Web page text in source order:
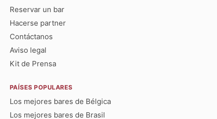
Reservar un bar
Hacerse partner
Contáctanos
Aviso legal
Kit de Prensa
PAÍSES POPULARES
Los mejores bares de Bélgica
Los mejores bares de Brasil